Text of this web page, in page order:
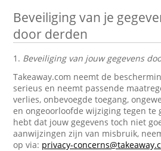
Beveiliging van je
door derden
1. Beveiliging van jouw gegevens
Takeaway.com neemt de
serieus en neemt passende
verlies, onbevoegde toegang,
en ongeoorloofde wijziging tegen te
hebt dat jouw gegevens toch niet
aanwijzingen zijn van misbruik,
op via: privacy-